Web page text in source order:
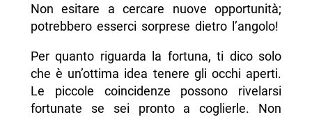
Non esitare a cercare nuove opportunità;
potrebbero esserci sorprese dietro l’angolo!
Per quanto riguarda la fortuna, ti dico solo
che è un’ottima idea tenere gli occhi aperti.
Le piccole coincidenze possono rivelarsi
fortunate se sei pronto a coglierle. Non